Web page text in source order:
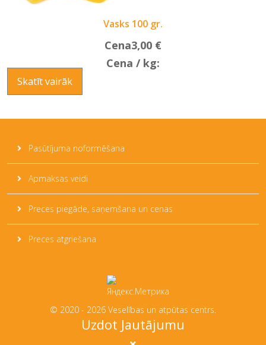
Vasks 100 gr.
Cena3,00 €
Cena / kg:
Skatīt vairāk
Pasūtījuma noformēšana
Apmaksas veidi
Preces piegāde, saņemšana un cenas
Preces atgriešana
© 2020 - 2026 Veselības un atpūtas centrs.
Uzdot Jautājumu